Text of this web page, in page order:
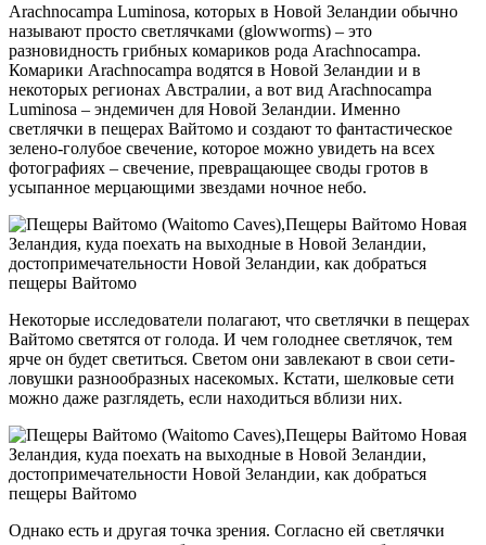
Arachnocampa Luminosa, которых в Новой Зеландии обычно
называют просто светлячками (glowworms) – это
разновидность грибных комариков рода Arachnocampa.
Комарики Arachnocampa водятся в Новой Зеландии и в
некоторых регионах Австралии, а вот вид Arachnocampa
Luminosa – эндемичен для Новой Зеландии. Именно
светлячки в пещерах Вайтомо и создают то фантастическое
зелено-голубое свечение, которое можно увидеть на всех
фотографиях – свечение, превращающее своды гротов в
усыпанное мерцающими звездами ночное небо.
Некоторые исследователи полагают, что светлячки в пещерах
Вайтомо светятся от голода. И чем голоднее светлячок, тем
ярче он будет светиться. Светом они завлекают в свои сети-
ловушки разнообразных насекомых. Кстати, шелковые сети
можно даже разглядеть, если находиться вблизи них.
Однако есть и другая точка зрения. Согласно ей светлячки